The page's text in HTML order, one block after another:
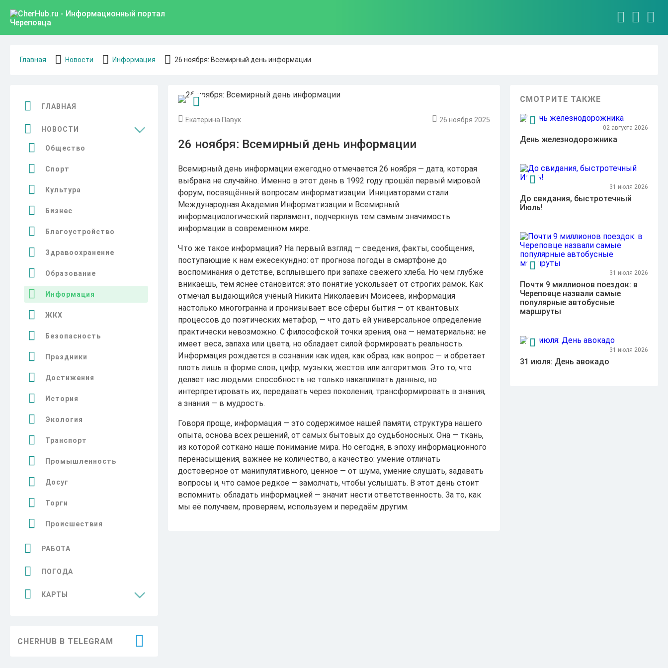
Главная Новости Информация 26 ноября: Всемирный день информации
ГЛАВНАЯ
НОВОСТИ
Общество
Спорт
Культура
Бизнес
Благоустройство
Здравоохранение
Образование
Информация
ЖКХ
Безопасность
Праздники
Достижения
История
Экология
Транспорт
Промышленность
Досуг
Торги
Происшествия
РАБОТА
ПОГОДА
КАРТЫ
CHERHUB В TELEGRAM
Екатерина Павук 26 ноября 2025
26 ноября: Всемирный день информации
Всемирный день информации ежегодно отмечается 26 ноября — дата, которая
выбрана не случайно. Именно в этот день в 1992 году прошёл первый мировой
форум, посвящённый вопросам информатизации. Инициаторами стали
Международная Академия Информатизации и Всемирный
информациологический парламент, подчеркнув тем самым значимость
информации в современном мире.
Что же такое информация? На первый взгляд — сведения, факты, сообщения,
поступающие к нам ежесекундно: от прогноза погоды в смартфоне до
воспоминания о детстве, всплывшего при запахе свежего хлеба. Но чем глубже
вникаешь, тем яснее становится: это понятие ускользает от строгих рамок. Как
отмечал выдающийся учёный Никита Николаевич Моисеев, информация
настолько многогранна и пронизывает все сферы бытия — от квантовых
процессов до поэтических метафор, — что дать ей универсальное определение
практически невозможно. С философской точки зрения, она — нематериальна: не
имеет веса, запаха или цвета, но обладает силой формировать реальность.
Информация рождается в сознании как идея, как образ, как вопрос — и обретает
плоть лишь в форме слов, цифр, музыки, жестов или алгоритмов. Это то, что
делает нас людьми: способность не только накапливать данные, но
интерпретировать их, передавать через поколения, трансформировать в знания,
а знания — в мудрость.
Говоря проще, информация — это содержимое нашей памяти, структура нашего
опыта, основа всех решений, от самых бытовых до судьбоносных. Она — ткань,
из которой соткано наше понимание мира. Но сегодня, в эпоху информационного
перенасыщения, важнее не количество, а качество: умение отличать
достоверное от манипулятивного, ценное — от шума, умение слушать, задавать
вопросы и, что самое редкое — замолчать, чтобы услышать. В этот день стоит
вспомнить: обладать информацией — значит нести ответственность. За то, как
мы её получаем, проверяем, используем и передаём другим.
СМОТРИТЕ ТАКЖЕ
02 августа 2026
День железнодорожника
31 июля 2026
До свидания, быстротечный
Июль!
31 июля 2026
Почти 9 миллионов поездок: в
Череповце назвали самые
популярные автобусные
маршруты
31 июля 2026
31 июля: День авокадо